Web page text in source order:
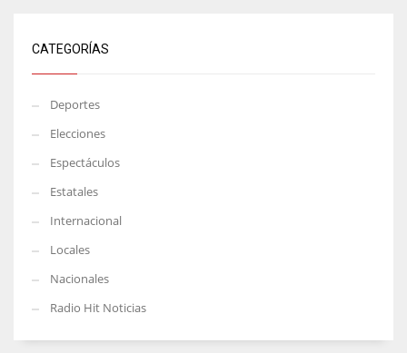
CATEGORÍAS
Deportes
Elecciones
Espectáculos
Estatales
Internacional
Locales
Nacionales
Radio Hit Noticias